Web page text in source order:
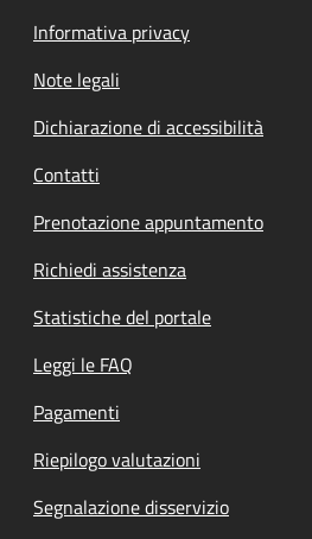
Informativa privacy
Note legali
Dichiarazione di accessibilità
Contatti
Prenotazione appuntamento
Richiedi assistenza
Statistiche del portale
Leggi le FAQ
Pagamenti
Riepilogo valutazioni
Segnalazione disservizio